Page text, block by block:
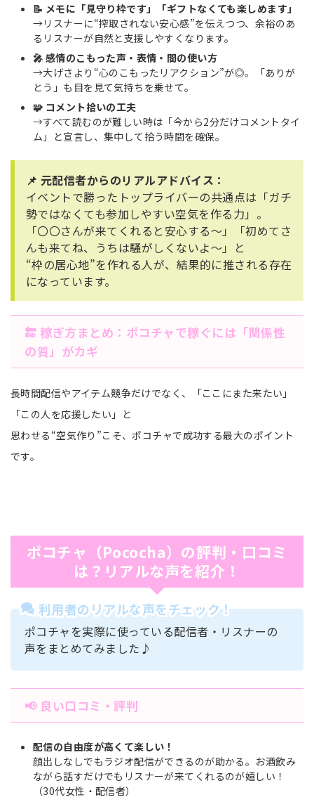
📝 メモに「見守り枠です」「ギフトなくても楽しめます」
→リスナーに“搾取されない安心感”を伝えつつ、余裕のあ
るリスナーが自然と支援しやすくなります。
🎤 感情のこもった声・表情・間の使い方
→大げさより“心のこもったリアクション”が◎。「ありが
とう」も目を見て気持ちを乗せて。
🧩 コメント拾いの工夫
→すべて読むのが難しい時は「今から2分だけコメントタイ
ム」と宣言し、集中して拾う時間を確保。
📌 元配信者からのリアルアドバイス：
イベントで勝ったトップライバーの共通点は「ガチ
勢ではなくても参加しやすい空気を作る力」。
「〇〇さんが来てくれると安心する〜」「初めてさ
んも来てね、うちは騒がしくないよ〜」と
“枠の居心地”を作れる人が、結果的に推される存在
になっています。
🔚 稼ぎ方まとめ：ポコチャで稼ぐには「関係性
の質」がカギ
長時間配信やアイテム競争だけでなく、「ここにまた来たい」
「この人を応援したい」と
思わせる“空気作り”こそ、ポコチャで成功する最大のポイント
です。
ポコチャ（Pococha）の評判・口コミ
は？リアルな声を紹介！
利用者のリアルな声をチェック！
ポコチャを実際に使っている配信者・リスナーの
声をまとめてみました♪
📢 良い口コミ・評判
配信の自由度が高くて楽しい！
顔出しなしでもラジオ配信ができるのが助かる。お酒飲み
ながら話すだけでもリスナーが来てくれるのが嬉しい！
（30代女性・配信者）